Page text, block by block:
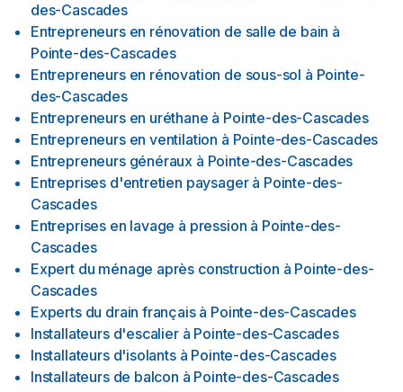
des-Cascades
Entrepreneurs en rénovation de salle de bain à
Pointe-des-Cascades
Entrepreneurs en rénovation de sous-sol à Pointe-
des-Cascades
Entrepreneurs en uréthane à Pointe-des-Cascades
Entrepreneurs en ventilation à Pointe-des-Cascades
Entrepreneurs généraux à Pointe-des-Cascades
Entreprises d'entretien paysager à Pointe-des-
Cascades
Entreprises en lavage à pression à Pointe-des-
Cascades
Expert du ménage après construction à Pointe-des-
Cascades
Experts du drain français à Pointe-des-Cascades
Installateurs d'escalier à Pointe-des-Cascades
Installateurs d'isolants à Pointe-des-Cascades
Installateurs de balcon à Pointe-des-Cascades